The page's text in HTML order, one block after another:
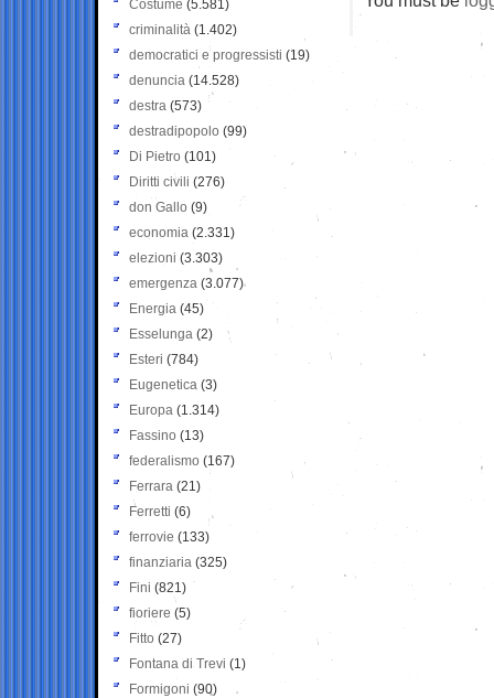
Costume (5.581)
criminalità (1.402)
democratici e progressisti (19)
denuncia (14.528)
destra (573)
destradipopolo (99)
Di Pietro (101)
Diritti civili (276)
don Gallo (9)
economia (2.331)
elezioni (3.303)
emergenza (3.077)
Energia (45)
Esselunga (2)
Esteri (784)
Eugenetica (3)
Europa (1.314)
Fassino (13)
federalismo (167)
Ferrara (21)
Ferretti (6)
ferrovie (133)
finanziaria (325)
Fini (821)
fioriere (5)
Fitto (27)
Fontana di Trevi (1)
Formigoni (90)